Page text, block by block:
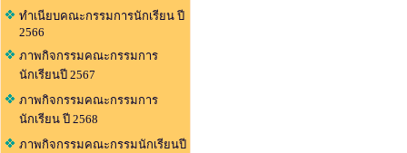
ทำเนียบคณะกรรมการนักเรียน ปี
2566
ภาพกิจกรรมคณะกรรมการ
นักเรียนปี 2567
ภาพกิจกรรมคณะกรรมการ
นักเรียน ปี 2568
ภาพกิจกรรมคณะกรรมนักเรียนปี